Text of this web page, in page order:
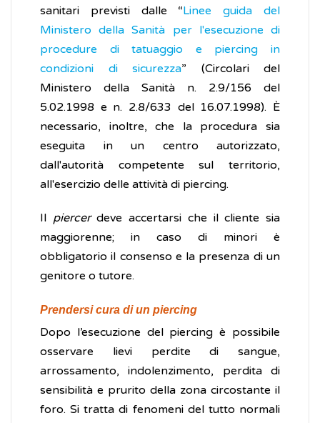
sanitari previsti dalle “Linee guida del
Ministero della Sanità per l'esecuzione di
procedure di tatuaggio e piercing in
condizioni di sicurezza” (Circolari del
Ministero della Sanità n. 2.9/156 del
5.02.1998 e n. 2.8/633 del 16.07.1998). È
necessario, inoltre, che la procedura sia
eseguita in un centro autorizzato,
dall'autorità competente sul territorio,
all'esercizio delle attività di piercing.
Il piercerdeve accertarsi che il cliente sia
maggiorenne; in caso di minori è
obbligatorio il consenso e la presenza di un
genitore o tutore.
Prendersi cura di un piercing
Dopo l’esecuzione del piercing è possibile
osservare lievi perdite di sangue,
arrossamento, indolenzimento, perdita di
sensibilità e prurito della zona circostante il
foro. Si tratta di fenomeni del tutto normali